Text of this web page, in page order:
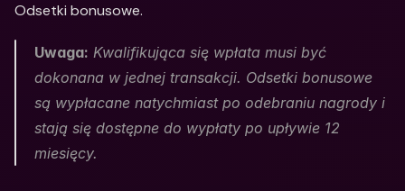
Odsetki bonusowe.
Uwaga: Kwalifikująca się wpłata musi być
dokonana w jednej transakcji. Odsetki bonusowe
są wypłacane natychmiast po odebraniu nagrody i
stają się dostępne do wypłaty po upływie 12
miesięcy.